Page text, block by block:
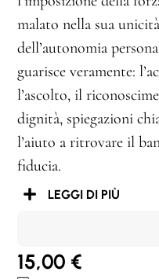
malato nella sua
dell’autonomia
guarisce veramente:
l’ascolto, il
dignità, spiegazioni
l’aiuto a ritrovare il
fiducia.
LEGGI DI PIÙ
15,00 €